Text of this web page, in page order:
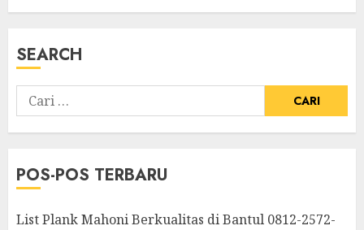
SEARCH
POS-POS TERBARU
List Plank Mahoni Berkualitas di Bantul 0812-2572-